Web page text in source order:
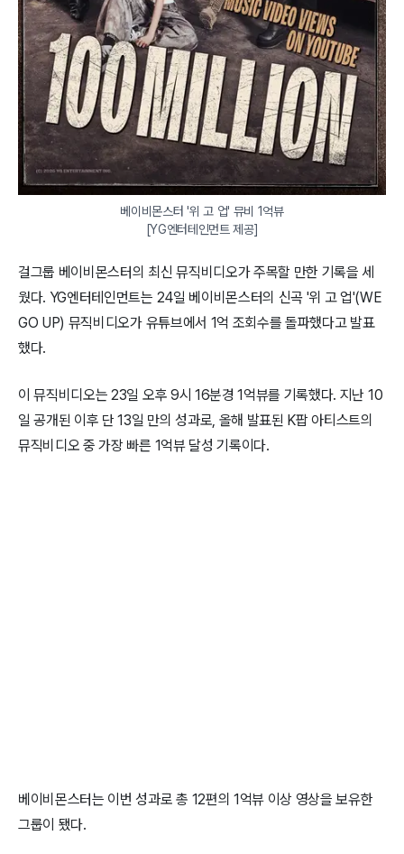
베이비몬스터 '위 고 업' 뮤비 1억뷰
[YG엔터테인먼트 제공]
걸그룹 베이비몬스터의 최신 뮤직비디오가 주목할 만한 기록을 세
웠다. YG엔터테인먼트는 24일 베이비몬스터의 신곡 '위 고 업'(WE
GO UP) 뮤직비디오가 유튜브에서 1억 조회수를 돌파했다고 발표
했다.
이 뮤직비디오는 23일 오후 9시 16분경 1억뷰를 기록했다. 지난 10
일 공개된 이후 단 13일 만의 성과로, 올해 발표된 K팝 아티스트의
뮤직비디오 중 가장 빠른 1억뷰 달성 기록이다.
베이비몬스터는 이번 성과로 총 12편의 1억뷰 이상 영상을 보유한
그룹이 됐다.